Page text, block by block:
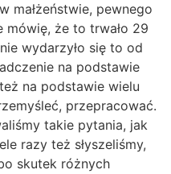
małżeństwie, pewnego
mówię, że to trwało 29
wydarzyło się to od
na podstawie
na podstawie wielu
przepracować.
takie pytania, jak
razy też słyszeliśmy,
skutek różnych